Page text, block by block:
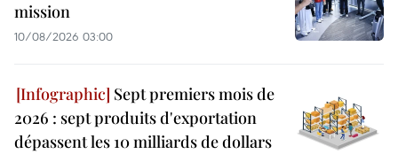
mission
10/08/2026 03:00
Sept premiers mois de
2026 : sept produits d'exportation
dépassent les 10 milliards de dollars